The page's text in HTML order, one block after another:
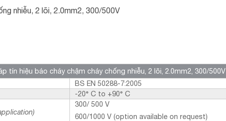
tín hiệu báo cháy chậm cháy chống nhiễu, 2 lõi, 2.0mm2, 300/500V
BS EN 50288-7:2005
-20° C to +90° C
300/ 500 V
600/1000 V (option available on request)